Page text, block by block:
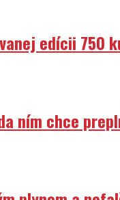
edícii 750
ním chce